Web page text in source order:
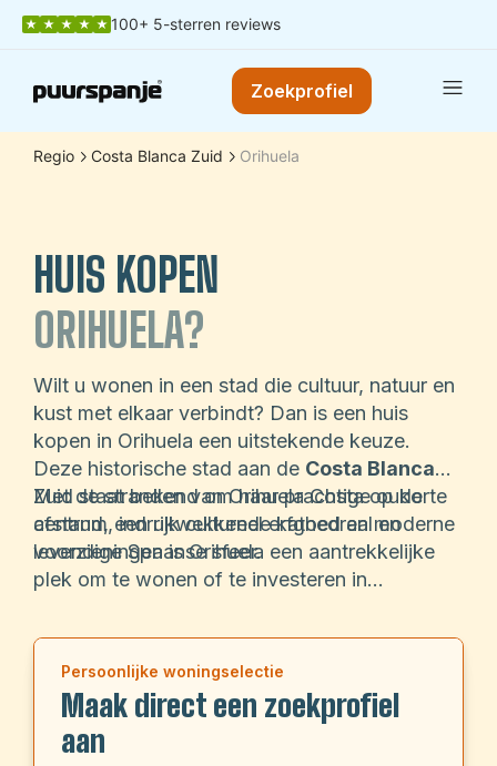
100+ 5-sterren reviews
Zoekprofiel
Regio Costa Blanca Zuid Orihuela
HUIS KOPEN
ORIHUELA?
Wilt u wonen in een stad die cultuur, natuur en
kust met elkaar verbindt? Dan is een huis
kopen in Orihuela een uitstekende keuze.
Deze historische stad aan de Costa Blanca
Zuid staat bekend om haar prachtige oude
centrum, indrukwekkende kathedraal en
levendige Spaanse sfeer.
Met de stranden van Orihuela Costa op korte
afstand, een rijk cultureel erfgoed en moderne
voorzieningen is Orihuela een aantrekkelijke
plek om te wonen of te investeren in
Persoonlijke woningselectie
Maak direct een zoekprofiel
aan